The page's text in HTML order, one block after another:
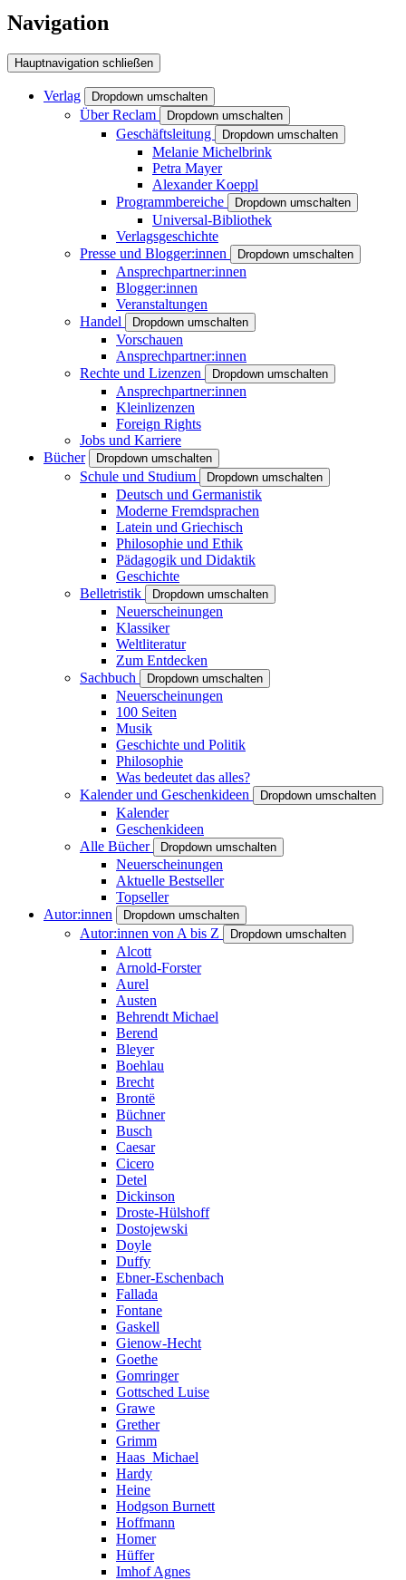
Navigation
Hauptnavigation schließen
Verlag Dropdown umschalten
Über Reclam Dropdown umschalten
Geschäftsleitung Dropdown umschalten
Melanie Michelbrink
Petra Mayer
Alexander Koeppl
Programmbereiche
Dropdown umschalten
Universal-Bibliothek
Verlagsgeschichte
Presse und Blogger:innen
Dropdown umschalten
Ansprechpartner:innen
Blogger:innen
Veranstaltungen
Handel
Dropdown umschalten
Vorschauen
Ansprechpartner:innen
Rechte und Lizenzen
Dropdown umschalten
Ansprechpartner:innen
Kleinlizenzen
Foreign Rights
Jobs und Karriere
Bücher
Dropdown umschalten
Schule und Studium Dropdown umschalten
Deutsch und Germanistik
Moderne Fremdsprachen
Latein und Griechisch
Philosophie und Ethik
Pädagogik und Didaktik
Geschichte
Belletristik
Dropdown umschalten
Neuerscheinungen
Klassiker
Weltliteratur
Zum Entdecken
Sachbuch
Dropdown umschalten
Neuerscheinungen
100 Seiten
Musik
Geschichte und Politik
Philosophie
Was bedeutet das alles?
Kalender und Geschenkideen
Dropdown umschalten
Kalender
Geschenkideen
Alle Bücher
Dropdown umschalten
Neuerscheinungen
Aktuelle Bestseller
Topseller
Autor:innen
Dropdown umschalten
Autor:innen von A bis Z Dropdown umschalten
Alcott
Arnold-Forster
Aurel
Austen
Behrendt Michael
Berend
Bleyer
Boehlau
Brecht
Brontë
Büchner
Busch
Caesar
Cicero
Detel
Dickinson
Droste-Hülshoff
Dostojewski
Doyle
Duffy
Ebner-Eschenbach
Fallada
Fontane
Gaskell
Gienow-Hecht
Goethe
Gomringer
Gottsched Luise
Grawe
Grether
Grimm
Haas_Michael
Hardy
Heine
Hodgson Burnett
Hoffmann
Homer
Hüffer
Imhof Agnes